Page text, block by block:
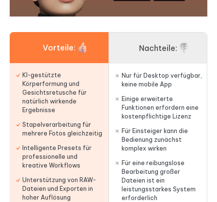
Vorteile:
KI-gestützte
Körperformung und
Gesichtsretusche für
natürlich wirkende
Ergebnisse
Stapelverarbeitung für
mehrere Fotos gleichzeitig
Intelligente Presets für
professionelle und
kreative Workflows
Unterstützung von RAW-
Dateien und Exporten in
hoher Auflösung
Nachteile:
Nur für Desktop verfügbar,
keine mobile App
Einige erweiterte
Funktionen erfordern eine
kostenpflichtige Lizenz
Für Einsteiger kann die
Bedienung zunächst
komplex wirken
Für eine reibungslose
Bearbeitung großer
Dateien ist ein
leistungsstarkes System
erforderlich